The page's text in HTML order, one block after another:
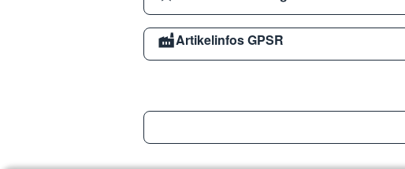
Artikelinfos GPSR